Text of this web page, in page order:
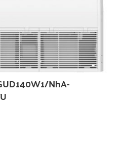
NhA-